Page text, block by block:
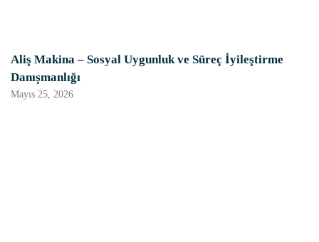
Aliş Makina – Sosyal Uygunluk ve Süreç İyileştirme
Danışmanlığı
Mayıs 25, 2026